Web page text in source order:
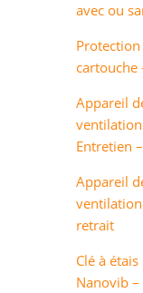
avec ou
cartouche
Appareil
ventilation
Entretien
Appareil
ventilation
retrait
Clé à
Nanovib